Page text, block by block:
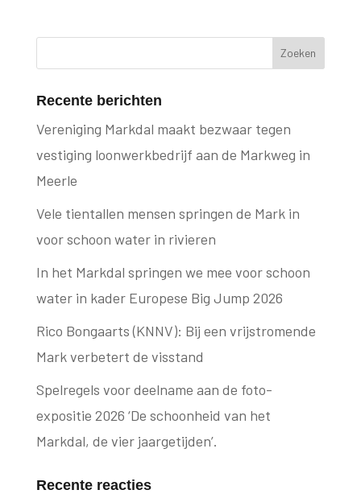
Recente berichten
Vereniging Markdal maakt bezwaar tegen
vestiging loonwerkbedrijf aan de Markweg in
Meerle
Vele tientallen mensen springen de Mark in
voor schoon water in rivieren
In het Markdal springen we mee voor schoon
water in kader Europese Big Jump 2026
Rico Bongaarts (KNNV): Bij een vrijstromende
Mark verbetert de visstand
Spelregels voor deelname aan de foto-
expositie 2026 ‘De schoonheid van het
Markdal, de vier jaargetijden’.
Recente reacties